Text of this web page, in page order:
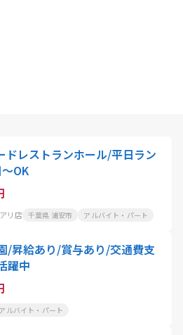
ドレストランホール/平日ラン
OK
リ店 千葉県 浦安市 アルバイト・パート
/昇給あり/賞与あり/交通費支
躍中
アルバイト・パート